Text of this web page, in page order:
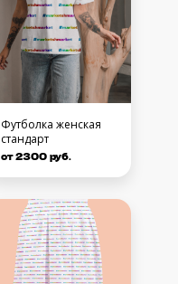
Футболка женская
стандарт
от 2300 руб.